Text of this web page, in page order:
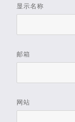
显示名称
邮箱
网站